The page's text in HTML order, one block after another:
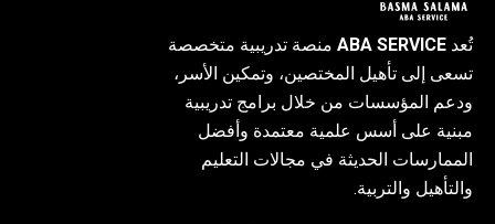
تُعد ABA SERVICE منصة تدريبية متخصصة
تسعى إلى تأهيل المختصين، وتمكين الأسر،
ودعم المؤسسات من خلال برامج تدريبية
مبنية على أسس علمية معتمدة وأفضل
الممارسات الحديثة في مجالات التعليم
والتأهيل والتربية.